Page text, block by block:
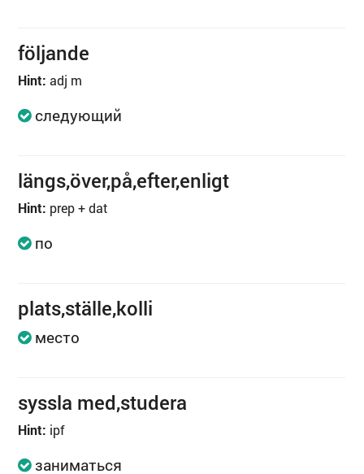
följande
Hint: adj m
следующий
längs,över,på,efter,enligt
Hint: prep + dat
по
plats,ställe,kolli
место
syssla med,studera
Hint: ipf
заниматься